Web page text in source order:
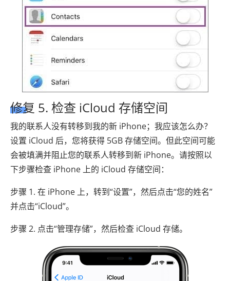
修复 5. 检查 iCloud 存储空间
我的联系人没有转移到我的新 iPhone；我应该怎么办？
设置 iCloud 后，您将获得 5GB 存储空间。但此空间可能
会被填满并阻止您的联系人转移到新 iPhone。请按照以
下步骤检查 iPhone 上的 iCloud 存储空间：
步骤 1. 在 iPhone 上，转到“设置”，然后点击“您的姓名”
并点击“iCloud”。
步骤 2. 点击“管理存储”，然后检查 iCloud 存储。